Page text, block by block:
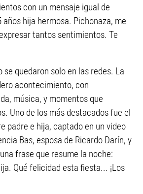
con un mensaje igual de
años hija hermosa. Pichonaza, me
tantos sentimientos. Te
se quedaron solo en las redes. La
acontecimiento, con
música, y momentos que
Uno de los más destacados fue el
padre e hija, captado en un video
Bas, esposa de Ricardo Darín, y
frase que resume la noche:
Qué felicidad esta fiesta... ¡Los